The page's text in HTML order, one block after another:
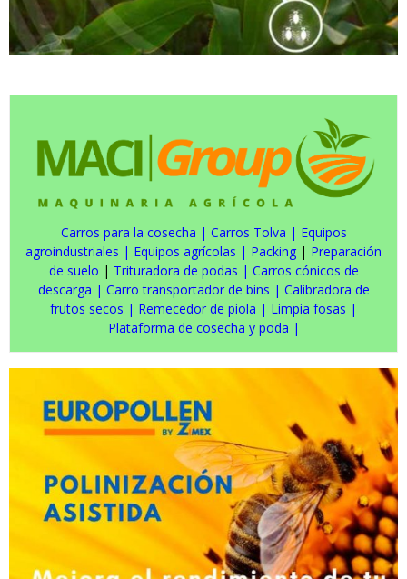
Carros para la cosecha | Carros Tolva | Equipos
agroindustriales | Equipos agrícolas | Packing | Preparación
de suelo | Trituradora de podas | Carros cónicos de
descarga | Carro transportador de bins | Calibradora de
frutos secos | Remecedor de piola | Limpia fosas |
Plataforma de cosecha y poda |